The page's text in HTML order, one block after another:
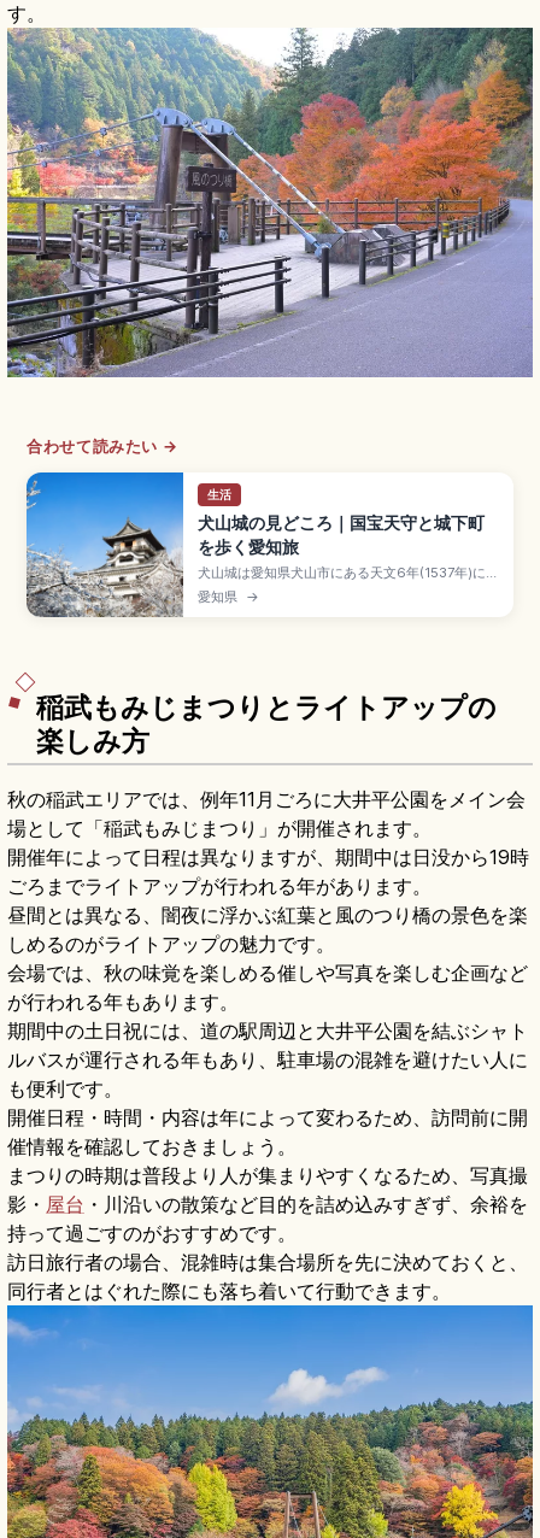
す。
合わせて読みたい →
生活
犬山城の見どころ｜国宝天守と城下町
を歩く愛知旅
犬山城は愛知県犬山市にある天文6年(1537年)に織
田信康が築城したと伝わる天守が国宝の名城で、
姫路・松本・彦根・松江と並ぶ国宝五城のひとつ
愛知県 →
稲武もみじまつりとライトアップの
楽しみ方
秋の稲武エリアでは、例年11月ごろに大井平公園をメイン会
場として「稲武もみじまつり」が開催されます。
開催年によって日程は異なりますが、期間中は日没から19時
ごろまでライトアップが行われる年があります。
昼間とは異なる、闇夜に浮かぶ紅葉と風のつり橋の景色を楽
しめるのがライトアップの魅力です。
会場では、秋の味覚を楽しめる催しや写真を楽しむ企画など
が行われる年もあります。
期間中の土日祝には、道の駅周辺と大井平公園を結ぶシャト
ルバスが運行される年もあり、駐車場の混雑を避けたい人に
も便利です。
開催日程・時間・内容は年によって変わるため、訪問前に開
催情報を確認しておきましょう。
まつりの時期は普段より人が集まりやすくなるため、写真撮
影・ 屋台 ・川沿いの散策など目的を詰め込みすぎず、余裕を
持って過ごすのがおすすめです。
訪日旅行者の場合、混雑時は集合場所を先に決めておくと、
同行者とはぐれた際にも落ち着いて行動できます。